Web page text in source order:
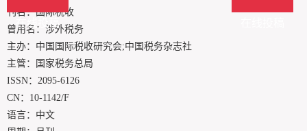
刊名：国际税收
曾用名：涉外税务
主办：中国国际税收研究会;中国税务杂志社
主管：国家税务总局
ISSN：2095-6126
CN：10-1142/F
语言：中文
在线投稿